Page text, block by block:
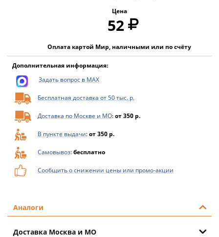
Цена
52
Оплата картой Мир, наличными или по счёту
Дополнительная информация:
Задать вопрос в MAX
Бесплатная доставка от 50 тыс. р.
Доставка по Москве и МО:от 350 р.
В пункте выдачи:от 350 р.
Самовывоз:бесплатно
Сообщить о снижении цены или промо-акции
Аналоги
Доставка Москва и МО